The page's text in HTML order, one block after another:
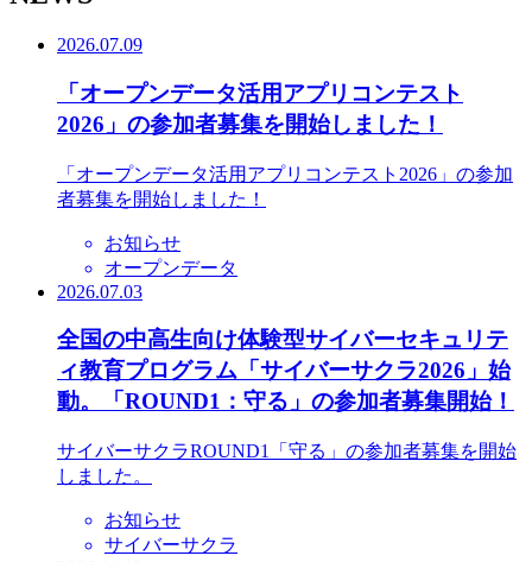
2026.07.09
「オープンデータ活用アプリコンテスト
2026」の参加者募集を開始しました！
「オープンデータ活用アプリコンテスト2026」の参加
者募集を開始しました！
お知らせ
オープンデータ
2026.07.03
全国の中高生向け体験型サイバーセキュリテ
ィ教育プログラム「サイバーサクラ2026」始
動。「ROUND1：守る」の参加者募集開始！
サイバーサクラROUND1「守る」の参加者募集を開始
しました。
お知らせ
サイバーサクラ